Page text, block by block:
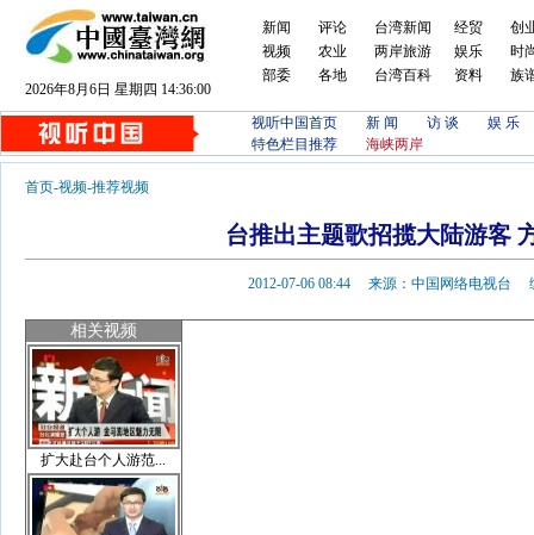
2026年8月6日 星期四 14:36:00
新闻
视频
部委
评论
农业
各地
台湾新闻
两岸旅游
台湾百科
经贸
娱乐
资料
创
时
族
视听中国首页 新 闻 访 谈
娱 乐
特色栏目推荐
海峡两岸
首页-视频-推荐视频
台推出主题歌招揽大陆游客
2012-07-06 08:44 来源：中国网络电视台
相关视频
扩大赴台个人游范...